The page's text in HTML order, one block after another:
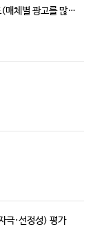
매체접촉률(어제 이용한 매체) vs 광고주목도(매체별 광고를 많이 보는/듣는 정도)
극·선정성) 평가